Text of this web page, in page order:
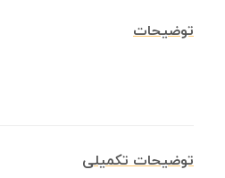
توضیحات
توضیحات تکمیلی